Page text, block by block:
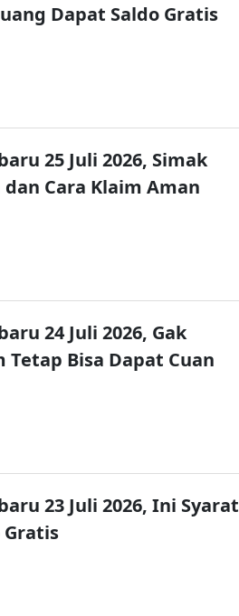
Dapat Saldo Gratis
25 Juli 2026, Simak
Cara Klaim Aman
24 Juli 2026, Gak
Bisa Dapat Cuan
23 Juli 2026, Ini Syarat
Gratis